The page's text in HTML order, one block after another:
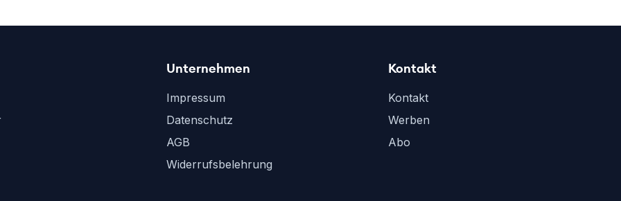
Unternehmen
Impressum
Datenschutz
AGB
Widerrufsbelehrung
Kontakt
Kontakt
Werben
Abo